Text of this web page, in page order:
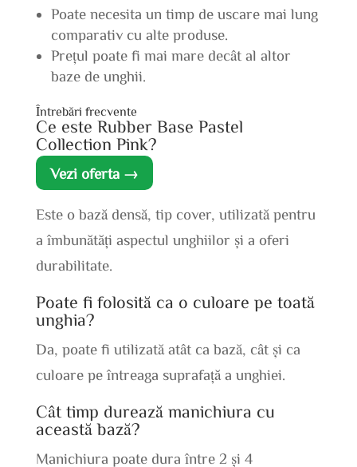
Poate necesita un timp de uscare mai lung
comparativ cu alte produse.
Prețul poate fi mai mare decât al altor
baze de unghii.
Întrebări frecvente
Ce este Rubber Base Pastel
Collection Pink?
Vezi oferta →
Este o bază densă, tip cover, utilizată pentru
a îmbunătăți aspectul unghiilor și a oferi
durabilitate.
Poate fi folosită ca o culoare pe toată
unghia?
Da, poate fi utilizată atât ca bază, cât și ca
culoare pe întreaga suprafață a unghiei.
Cât timp durează manichiura cu
această bază?
Manichiura poate dura între 2 și 4